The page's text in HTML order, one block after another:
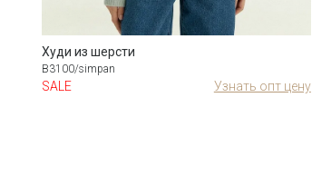
Худи из шерсти
B3100/simpan
SALE Узнать опт цену